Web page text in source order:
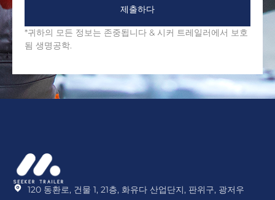
제출하다
*귀하의 모든 정보는 존중됩니다 & 시커 트레일러에서 보호
됨 생명공학.
120 동환로, 건물 1, 21층, 화유다 산업단지, 판위구, 광저우